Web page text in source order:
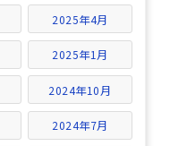
2025年4月
2025年1月
2024年10月
2024年7月